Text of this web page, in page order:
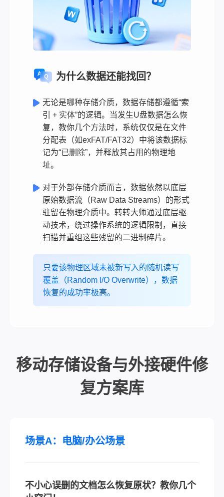
为什么数据还能找回？
无论是哪种存储介质，数据存储都遵循“索
引 + 实体”的逻辑。当发生U盘数据怎么恢
复，教你几个方法时，系统仅仅是在文件
分配表（如exFAT/FAT32）中将该数据标
记为“已删除”，并释放其占用的物理地
址。
对于外部存储介质而言，数据依然以底层
原始数据流（Raw Data Streams）的形式
驻留在物理介质中。转转大师通过底层驱
动技术，绕过操作系统的逻辑限制，直接
扫描并重组这些残留的二进制碎片。
只要该物理区域未被新写入的随机读写
覆盖（Random I/O Overwrite），数据
恢复的成功率极高。
移动存储设备与外接硬件修
复方案库
场景A：电脑/办公场景
不小心误删的文档怎么恢复原状？教你几个